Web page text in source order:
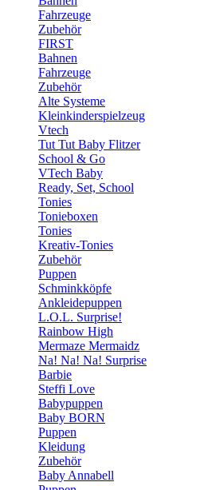
Fahrzeuge
Zubehör
FIRST
Bahnen
Fahrzeuge
Zubehör
Alte Systeme
Kleinkinderspielzeug
Vtech
Tut Tut Baby Flitzer
School & Go
VTech Baby
Ready, Set, School
Tonies
Tonieboxen
Tonies
Kreativ-Tonies
Zubehör
Puppen
Schminkköpfe
Ankleidepuppen
L.O.L. Surprise!
Rainbow High
Mermaze Mermaidz
Na! Na! Na! Surprise
Barbie
Steffi Love
Babypuppen
Baby BORN
Puppen
Kleidung
Zubehör
Baby Annabell